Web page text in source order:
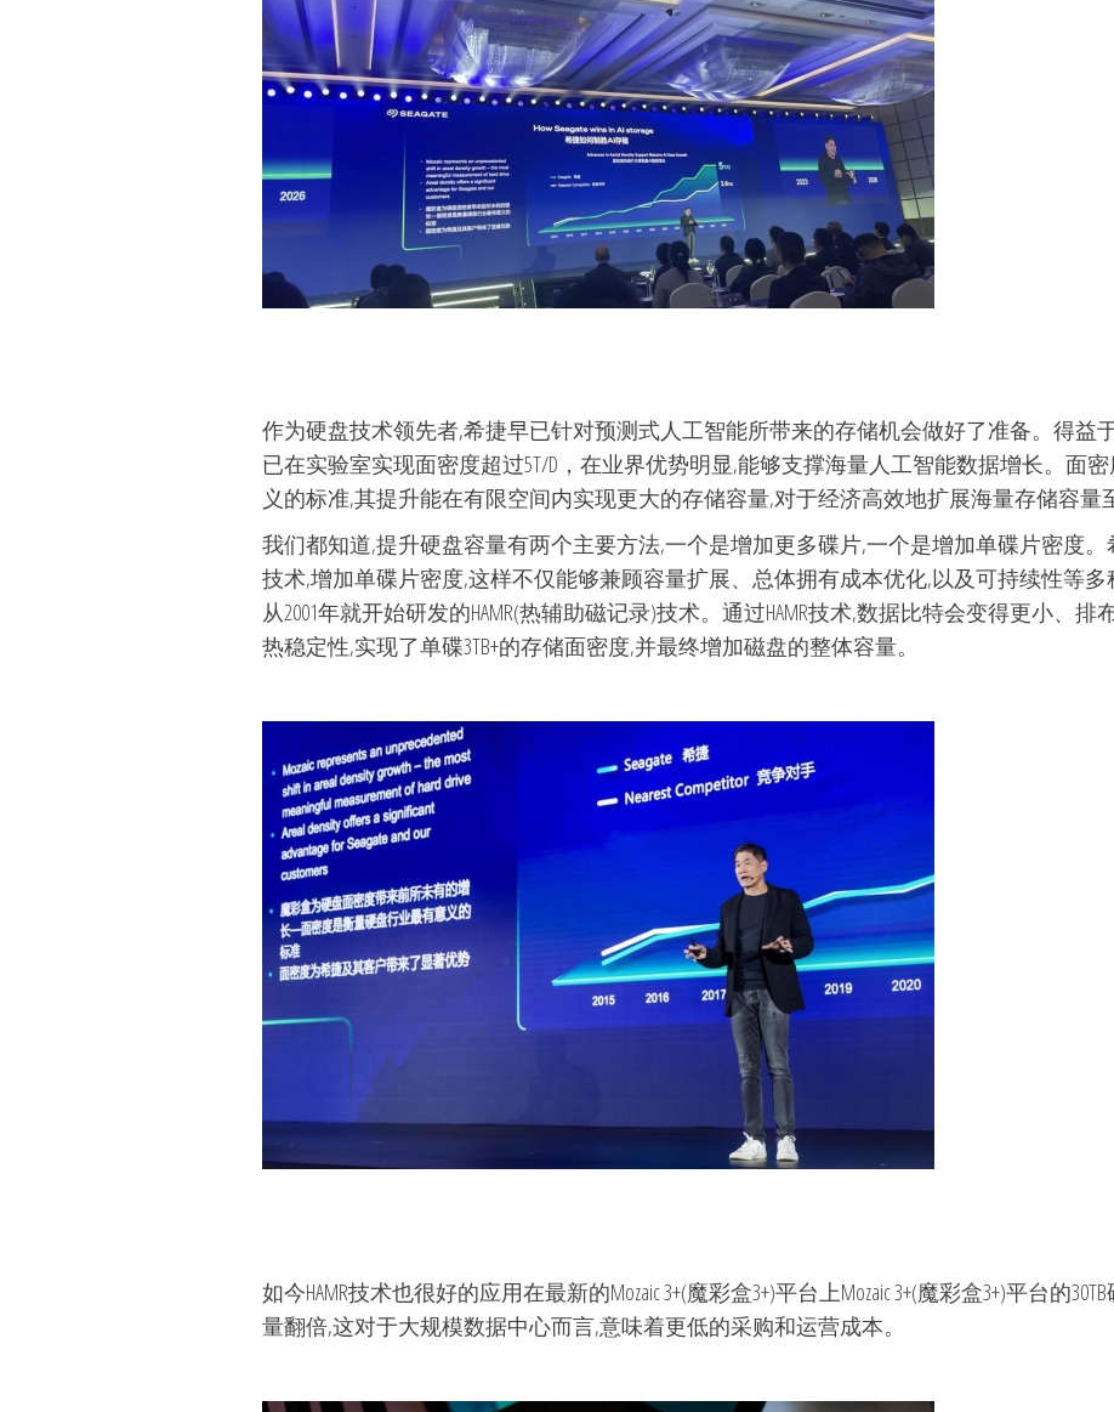
作为硬盘技术领先者,希捷早已针对预测式人工智能所带来的存储机会做好了准备。得益
已在实验室实现面密度超过5T/D，在业界优势明显,能够支撑海量人工智能数据增长。面
义的标准,其提升能在有限空间内实现更大的存储容量,对于经济高效地扩展海量存储容量
我们都知道,提升硬盘容量有两个主要方法,一个是增加更多碟片,一个是增加单碟片密度
技术,增加单碟片密度,这样不仅能够兼顾容量扩展、总体拥有成本优化,以及可持续性等
从2001年就开始研发的HAMR(热辅助磁记录)技术。通过HAMR技术,数据比特会变得更小、
热稳定性,实现了单碟3TB+的存储面密度,并最终增加磁盘的整体容量。
如今HAMR技术也很好的应用在最新的Mozaic 3+(魔彩盒3+)平台上Mozaic 3+(魔彩盒3+)平台的
量翻倍,这对于大规模数据中心而言,意味着更低的采购和运营成本。